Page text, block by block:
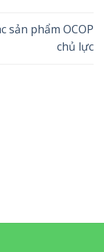
sản phẩm OCOP
chủ lực